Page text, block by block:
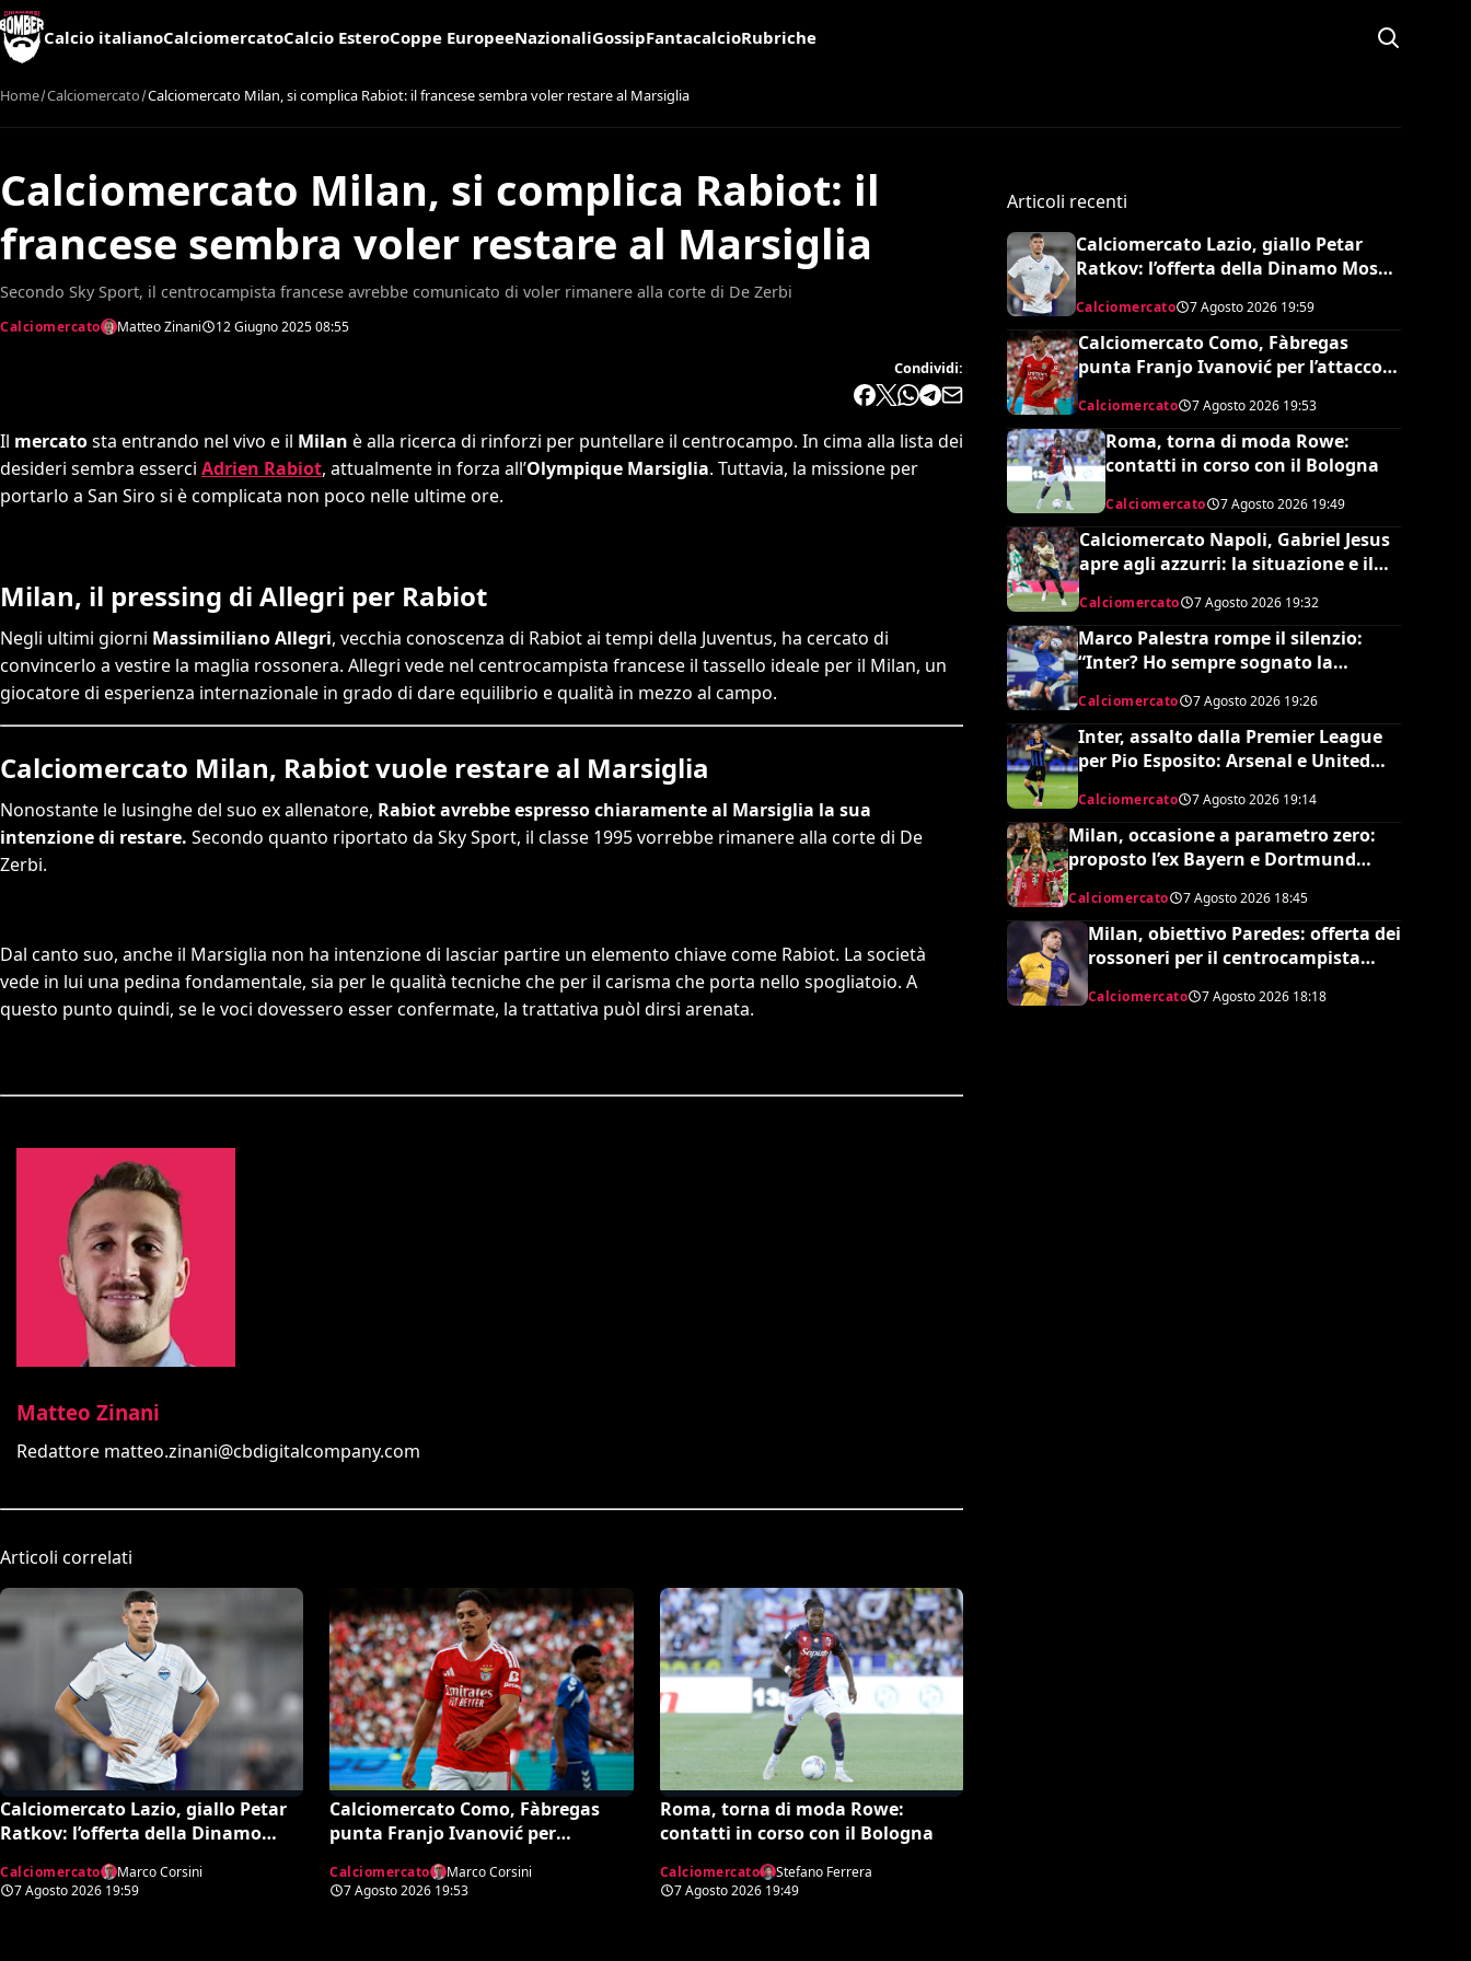
Calcio italianoCalciomercatoCalcio EsteroCoppe EuropeeNazionaliGossipFantacalcioRubriche
Home Calciomercato Calciomercato Milan, si complica Rabiot: il francese sembra voler restare al Marsiglia
Calciomercato Milan, si complica Rabiot: il
francese sembra voler restare al Marsiglia
Secondo Sky Sport, il centrocampista francese avrebbe comunicato di voler rimanere alla corte di De Zerbi
Calciomercato Matteo Zinani 12 Giugno 2025 08:55
Condividi:
Il mercatosta entrando nel vivo e il Milan è alla ricerca di rinforzi per puntellare il centrocampo. In cima alla lista dei
desideri sembra esserci Adrien Rabiot, attualmente in forza all’Olympique Marsiglia. Tuttavia, la missione per
portarlo a San Siro si è complicata non poco nelle ultime ore.
Milan, il pressing di Allegri per Rabiot
Negli ultimi giorni Massimiliano Allegri, vecchia conoscenza di Rabiot ai tempi della Juventus, ha cercato di
convincerlo a vestire la maglia rossonera. Allegri vede nel centrocampista francese il tassello ideale per il Milan, un
giocatore di esperienza internazionale in grado di dare equilibrio e qualità in mezzo al campo.
Calciomercato Milan, Rabiot vuole restare al Marsiglia
Nonostante le lusinghe del suo ex allenatore, Rabiot avrebbe espresso chiaramente al Marsiglia la sua
intenzione di restare. Secondo quanto riportato da Sky Sport, il classe 1995 vorrebbe rimanere alla corte di De
Zerbi.
Dal canto suo, anche il Marsiglia non ha intenzione di lasciar partire un elemento chiave come Rabiot. La società
vede in lui una pedina fondamentale, sia per le qualità tecniche che per il carisma che porta nello spogliatoio. A
questo punto quindi, se le voci dovessero esser confermate, la trattativa puòl dirsi arenata.
Matteo Zinani
Redattore matteo.zinani@cbdigitalcompany.com
Articoli correlati
Calciomercato Lazio, giallo Petar
Ratkov: l’offerta della Dinamo
Mosca e la smentita dell’agente
Calciomercato
Marco Corsini
7 Agosto 2026 19:59
Calciomercato Como, Fàbregas
punta Franjo Ivanović per
l’attacco: il punto sulla trattativa
Calciomercato
Marco Corsini
7 Agosto 2026 19:53
Roma, torna di moda Rowe:
contatti in corso con il Bologna
Calciomercato
Stefano Ferrera
7 Agosto 2026 19:49
Articoli recenti
Calciomercato Lazio, giallo Petar
Ratkov: l’offerta della Dinamo Mosca
e la smentita dell’agente
Calciomercato 7 Agosto 2026 19:59
Calciomercato Como, Fàbregas
punta Franjo Ivanović per l’attacco:
il punto sulla trattativa
Calciomercato 7 Agosto 2026 19:53
Roma, torna di moda Rowe:
contatti in corso con il Bologna
Calciomercato 7 Agosto 2026 19:49
Calciomercato Napoli, Gabriel Jesus
apre agli azzurri: la situazione e il
Calciomercato 7 Agosto 2026 19:32
Marco Palestra rompe il silenzio:
“Inter? Ho sempre sognato la
Calciomercato 7 Agosto 2026 19:26
Inter, assalto dalla Premier League
per Pio Esposito: Arsenal e United
pronti al maxi rilancio
Calciomercato 7 Agosto 2026 19:14
Milan, occasione a parametro zero:
proposto l’ex Bayern e Dortmund
modulo
Calciomercato 7 Agosto 2026 18:45
Milan, obiettivo Paredes: offerta dei
rossoneri per il centrocampista
argentino
Calciomercato 7 Agosto 2026 18:18